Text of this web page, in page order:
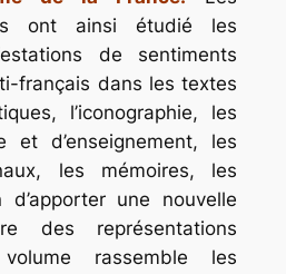
ont ainsi étudié les
de sentiments
français dans les textes
l’iconographie, les
et d’enseignement, les
les mémoires, les
une nouvelle
des représentations
rassemble les